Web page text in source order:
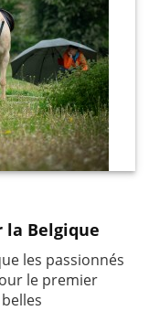
la Belgique
les passionnés
le premier